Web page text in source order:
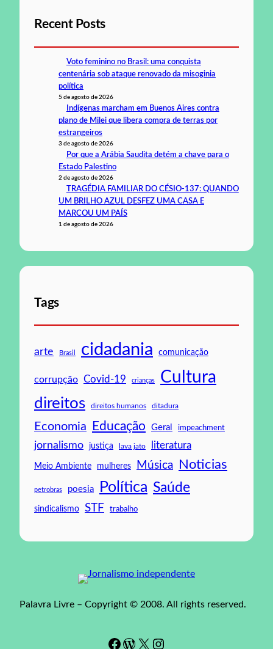
Recent Posts
Voto feminino no Brasil: uma conquista
centenária sob ataque renovado da misoginia
política
5 de agosto de 2026
Indígenas marcham em Buenos Aires contra
plano de Milei que libera compra de terras por
estrangeiros
3 de agosto de 2026
Por que a Arábia Saudita detém a chave para o
Estado Palestino
2 de agosto de 2026
TRAGÉDIA FAMILIAR DO CÉSIO-137: QUANDO
UM BRILHO AZUL DESFEZ UMA CASA E
MARCOU UM PAÍS
1 de agosto de 2026
Tags
arte Brasil cidadania comunicação
corrupção Covid-19 crianças Cultura
direitos direitos humanos ditadura
Economia Educação Geral impeachment
jornalismo justiça lava jato literatura
Meio Ambiente mulheres Música Noticias
petrobras poesia Política Saúde
sindicalismo STF trabalho
Palavra Livre – Copyright © 2008. All rights reserved.
Facebook WordPress # Instagram